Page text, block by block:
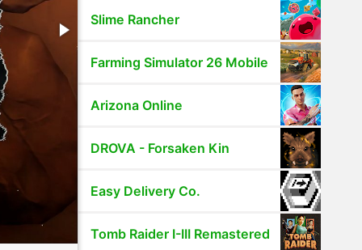
Slime Rancher
Farming Simulator 26 Mobile
Arizona Online
DROVA - Forsaken Kin
Easy Delivery Co.
Tomb Raider I-III Remastered